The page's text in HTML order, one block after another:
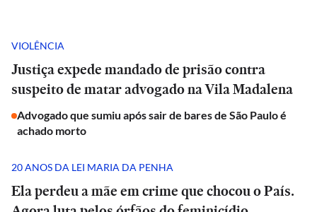
VIOLÊNCIA
Justiça expede mandado de prisão contra
suspeito de matar advogado na Vila Madalena
Advogado que sumiu após sair de bares de São Paulo é
achado morto
20 ANOS DA LEI MARIA DA PENHA
Ela perdeu a mãe em crime que chocou o País.